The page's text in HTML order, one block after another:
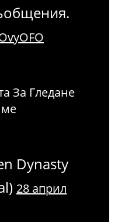
За Гледане
Dynasty
28 април